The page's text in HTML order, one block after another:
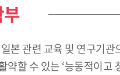
본 관련 교육 및 연구기
약할 수 있는 ‘능동적이